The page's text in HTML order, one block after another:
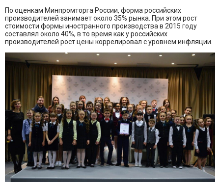
По оценкам Минпромторга России, форма российских
производителей занимает около 35% рынка. При этом рост
стоимости формы иностранного производства в 2015 году
составлял около 40%, в то время как у российских
производителей рост цены коррелировал с уровнем инфляции.